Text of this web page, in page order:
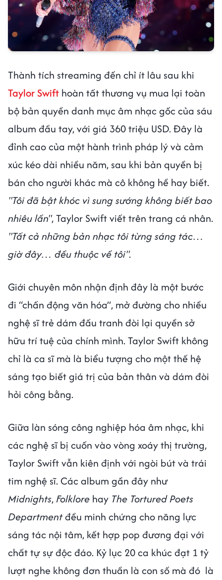
Thành tích streaming đến chỉ ít lâu sau khi
Taylor Swift hoàn tất thương vụ mua lại toàn
bộ bản quyền danh mục âm nhạc gốc của sáu
album đầu tay, với giá 360 triệu USD. Đây là
đỉnh cao của một hành trình pháp lý và cảm
xúc kéo dài nhiều năm, sau khi bản quyền bị
bán cho người khác mà cô không hề hay biết.
"Tôi đã bật khóc vì sung sướng không biết bao
nhiêu lần", Taylor Swift viết trên trang cá nhân.
"Tất cả những bản nhạc tôi từng sáng tác…
giờ đây… đều thuộc về tôi".
Giới chuyên môn nhận định đây là một bước
đi “chấn động văn hóa”, mở đường cho nhiều
nghệ sĩ trẻ dám đấu tranh đòi lại quyền sở
hữu trí tuệ của chính mình. Taylor Swift không
chỉ là ca sĩ mà là biểu tượng cho một thế hệ
sáng tạo biết giá trị của bản thân và dám đòi
hỏi công bằng.
Giữa làn sóng công nghiệp hóa âm nhạc, khi
các nghệ sĩ bị cuốn vào vòng xoáy thị trường,
Taylor Swift vẫn kiên định với ngòi bút và trái
tim nghệ sĩ. Các album gần đây như
Midnights, Folklore hay The Tortured Poets
Departmentđều minh chứng cho năng lực
sáng tác nội tâm, kết hợp pop đương đại với
chất tự sự độc đáo. Kỷ lục 20 ca khúc đạt 1 tỷ
lượt nghe không đơn thuần là con số mà đó là